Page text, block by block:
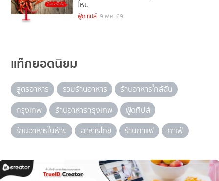
1
ไหม
ฟู้ด ทิปส์ 9 พ.ค. 69
แท็กยอดนิยม
สูตรอาหาร รวมร้านอาหาร
ร้านอาหารใกล้ฉัน
กรุงเทพ
ร้านอาหารกรุงเทพ
ฟู้ดทิปส์
ร้านอาหารในห้าง
อาหารไทย ร้านกาแฟ คาเฟ่